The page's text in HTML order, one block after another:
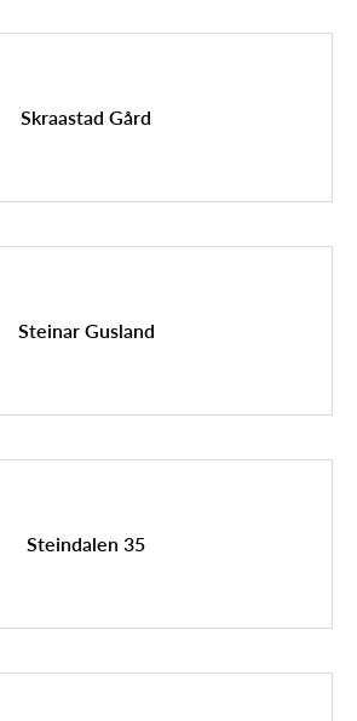
Skraastad Gård
Steinar Gusland
Steindalen 35